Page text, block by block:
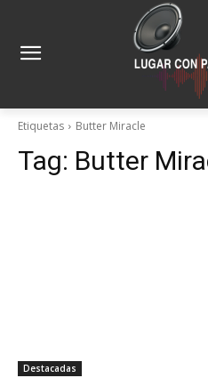
Etiquetas Butter Miracle
Tag: Butter
Destacadas